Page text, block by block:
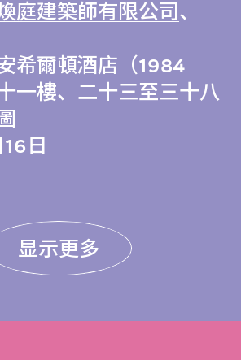
庭建築師有限公司 、
希爾頓酒店（1984
一樓、二十三至三十八
日
显示更多